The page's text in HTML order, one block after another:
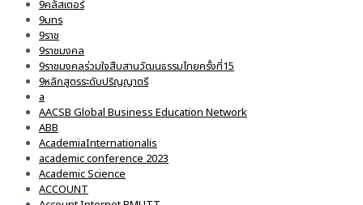
9คลัสเตอร์
9มทร
9ราช
9ราชมงคล
9ราชมงคลร่วมใจสืบสานวัฒนธรรมไทยครั้งที่15
9หลักสูตรระดับปริญญาตรี
a
AACSB Global Business Education Network
ABB
AcademiaInternationalis
academic conference 2023
Academic Science
ACCOUNT